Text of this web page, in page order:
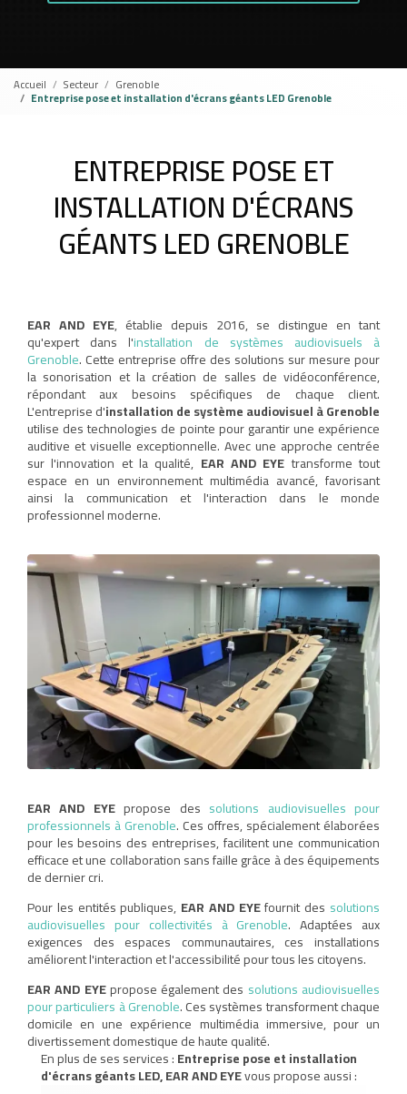
Accueil Secteur Grenoble
Entreprise pose et installation d'écrans géants LED Grenoble
ENTREPRISE POSE ET
INSTALLATION D'ÉCRANS
GÉANTS LED GRENOBLE
EAR AND EYE, établie depuis 2016, se distingue en tant
qu'expert dans l'installation de systèmes audiovisuels à
Grenoble. Cette entreprise offre des solutions sur mesure pour
la sonorisation et la création de salles de vidéoconférence,
répondant aux besoins spécifiques de chaque client.
L'entreprise d'installation de système audiovisuel à Grenoble
utilise des technologies de pointe pour garantir une expérience
auditive et visuelle exceptionnelle. Avec une approche centrée
sur l'innovation et la qualité, EAR AND EYEtransforme tout
espace en un environnement multimédia avancé, favorisant
ainsi la communication et l'interaction dans le monde
professionnel moderne.
EAR AND EYEpropose des solutions audiovisuelles pour
professionnels à Grenoble. Ces offres, spécialement élaborées
pour les besoins des entreprises, facilitent une communication
efficace et une collaboration sans faille grâce à des équipements
de dernier cri.
Pour les entités publiques, EAR AND EYEfournit des solutions
audiovisuelles pour collectivités à Grenoble. Adaptées aux
exigences des espaces communautaires, ces installations
améliorent l'interaction et l'accessibilité pour tous les citoyens.
EAR AND EYEpropose également des solutions audiovisuelles
pour particuliers à Grenoble. Ces systèmes transforment chaque
domicile en une expérience multimédia immersive, pour un
divertissement domestique de haute qualité.
En plus de ses services :Entreprise pose et installation
d'écrans géants LED, EAR AND EYEvous propose aussi :